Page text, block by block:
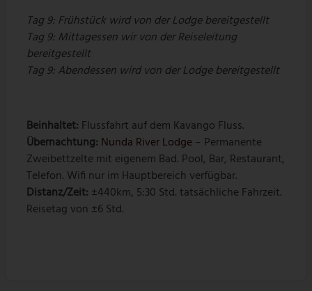
Tag 9:Frühstück wird von der Lodge bereitgestellt
Tag 9:Mittagessen wir von der Reiseleitung
bereitgestellt
Tag 9: Abendessen wird von der Lodge bereitgestellt
Beinhaltet: Flussfahrt auf dem Kavango Fluss.
Übernachtung: Nunda River Lodge– Permanente
Zweibettzelte mit eigenem Bad. Pool, Bar, Restaurant,
Telefon. Wifi nur im Hauptbereich verfügbar.
Distanz/Zeit: ±440km, 5:30 Std. tatsächliche Fahrzeit.
Reisetag von ±6 Std.